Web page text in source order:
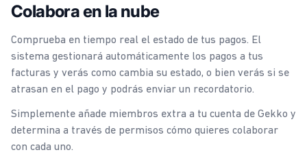
Colabora en la nube
Comprueba en tiempo real el estado de tus pagos. El
sistema gestionará automáticamente los pagos a tus
facturas y verás como cambia su estado, o bien verás si se
atrasan en el pago y podrás enviar un recordatorio.
Simplemente añade miembros extra a tu cuenta de Gekko y
determina a través de permisos cómo quieres colaborar
con cada uno.